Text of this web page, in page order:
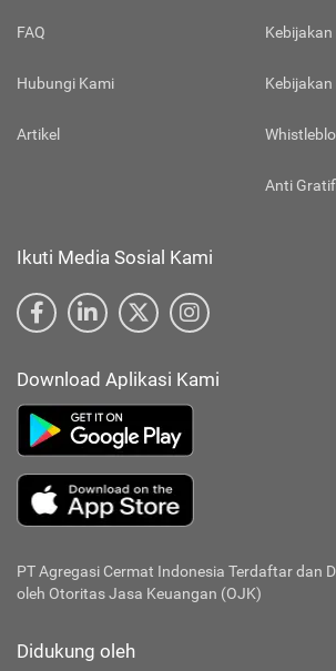
FAQ
Hubungi Kami
Artikel
Kebijakan
Anti
Ikuti Media Sosial Kami
Download Aplikasi Kami
PT Agregasi Cermat Indonesia Terdaftar dan
oleh Otoritas Jasa Keuangan (OJK)
Didukung oleh